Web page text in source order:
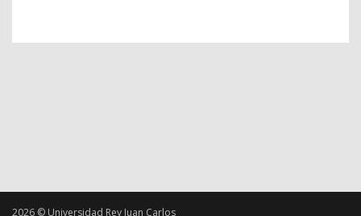
2026 © Universidad Rey Juan Carlos